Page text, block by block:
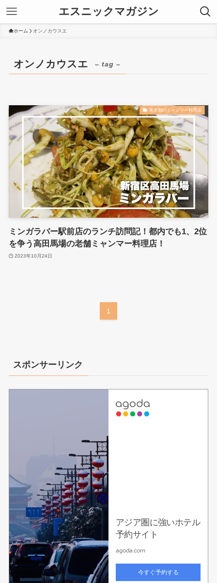
エスニックマガジン
ホーム オンノカウスエ
オンノカウスエ – tag –
東京都のミャンマー料理店
ミンガラバー駅前店のランチ訪問記！都内でも1、2位
を争う高田馬場の老舗ミャンマー料理店！
2023年10月24日
1
スポンサーリンク